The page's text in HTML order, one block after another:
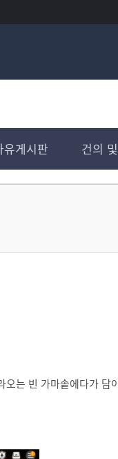
유게시판 건의
는 빈 가마솥에다가 담